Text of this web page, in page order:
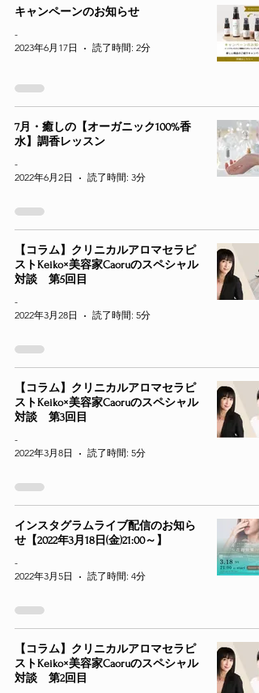
キャンペーンのお知らせ
-
2023年6月17日
読了時間: 2分
7月・癒しの【オーガニック100%香
水】調香レッスン
-
2022年6月2日
読了時間: 3分
【コラム】クリニカルアロマセラピ
ストKeiko×美容家Caoruのスペシャル
対談 第5回目
-
2022年3月28日
読了時間: 5分
【コラム】クリニカルアロマセラピ
ストKeiko×美容家Caoruのスペシャル
対談 第3回目
-
2022年3月8日
読了時間: 5分
インスタグラムライブ配信のお知ら
せ【2022年3月18日(金)21:00～】
-
2022年3月5日
読了時間: 4分
【コラム】クリニカルアロマセラピ
ストKeiko×美容家Caoruのスペシャル
対談 第2回目